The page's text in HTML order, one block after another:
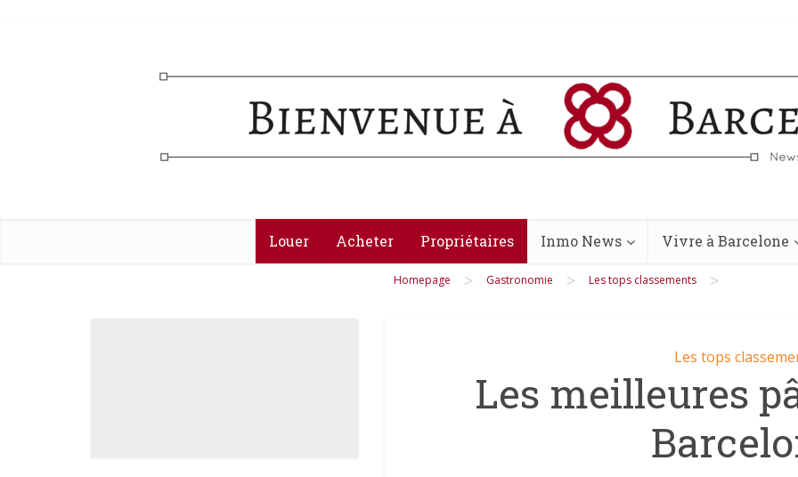
Louer Acheter Propriétaires Inmo News Vivre à Barcelone
Homepage > Gastronomie > Les tops classements >
Les tops
Les meilleures